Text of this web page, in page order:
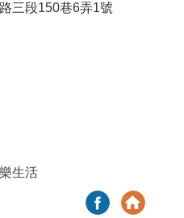
三段150巷6弄1號
生活